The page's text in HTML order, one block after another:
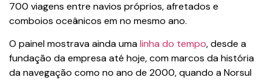
700 viagens entre navios próprios, afretados e
comboios oceânicos em no mesmo ano.
O painel mostrava ainda umalinha do tempo, desde a
fundação da empresa até hoje, com marcos da história
da navegação como no ano de 2000, quando a Norsul